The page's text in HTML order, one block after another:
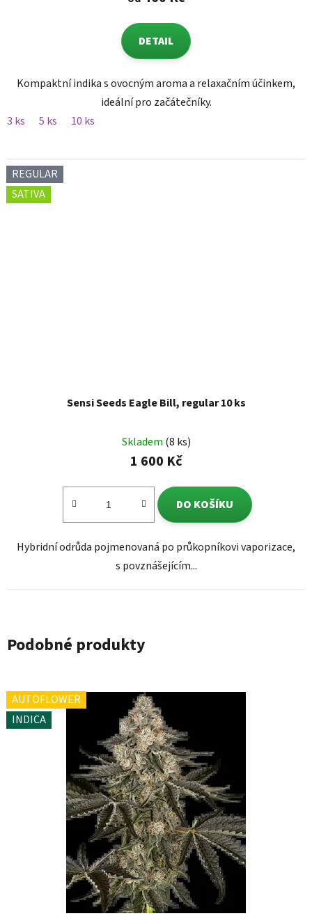
DETAIL
Kompaktní indika s ovocným aroma a relaxačním účinkem,
ideální pro začátečníky.
3 ks
5 ks 10 ks
REGULAR
SATIVA
Sensi Seeds Eagle Bill, regular 10 ks
Skladem (8 ks)
1 600 Kč
DO KOŠÍKU
Hybridní odrůda pojmenovaná po průkopníkovi vaporizace,
s povznášejícím...
Podobné produkty
AUTOFLOWER
INDICA